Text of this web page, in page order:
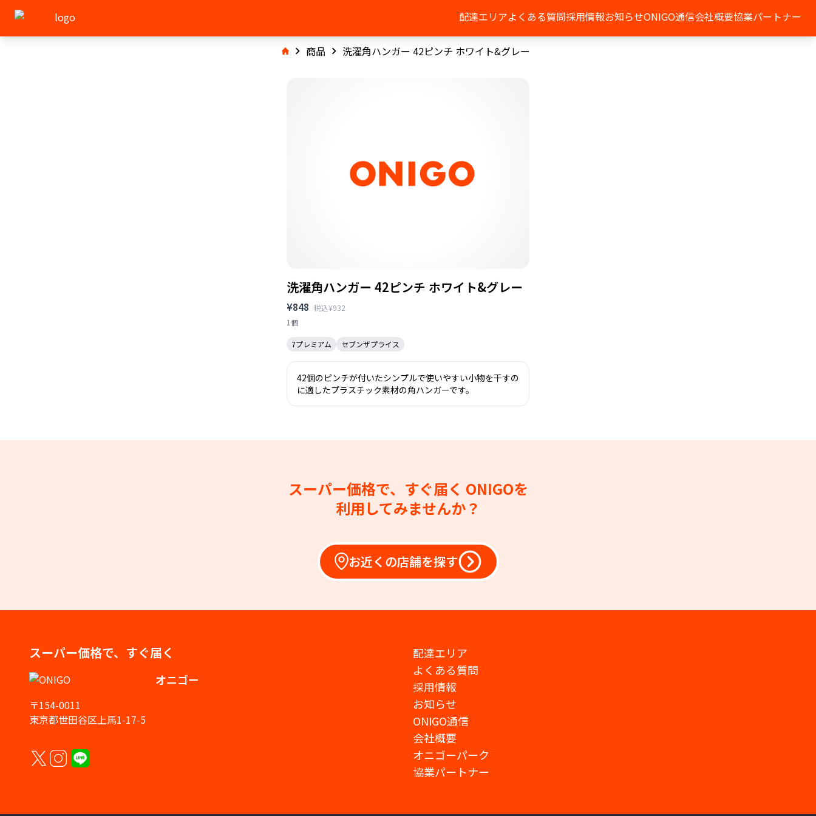
配達エリアよくある質問採用情報お知らせONIGO通信会社概要協業パートナー
商品 洗濯角ハンガー 42ピンチ ホワイト&グレー
洗濯角ハンガー 42ピンチ ホワイト&グレー
¥848 税込¥932
1個
7プレミアム セブンザプライス
42個のピンチが付いたシンプルで使いやすい小物を干すの
に適したプラスチック素材の角ハンガーです。
スーパー価格で、すぐ届く ONIGOを
利用してみませんか？
お近くの店舗を探す
スーパー価格で、すぐ届く
オニゴー
〒154-0011
東京都世田谷区上馬1-17-5
配達エリア
よくある質問
採用情報
お知らせ
ONIGO通信
会社概要
オニゴーパーク
協業パートナー